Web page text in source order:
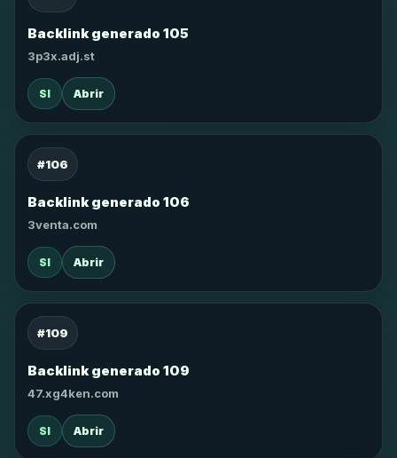
Backlink generado 105
3p3x.adj.st
SI Abrir
#106
Backlink generado 106
3venta.com
SI Abrir
#109
Backlink generado 109
47.xg4ken.com
SI Abrir